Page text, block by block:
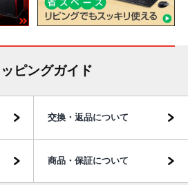
ピングガイド
交換・返品について
商品・保証について